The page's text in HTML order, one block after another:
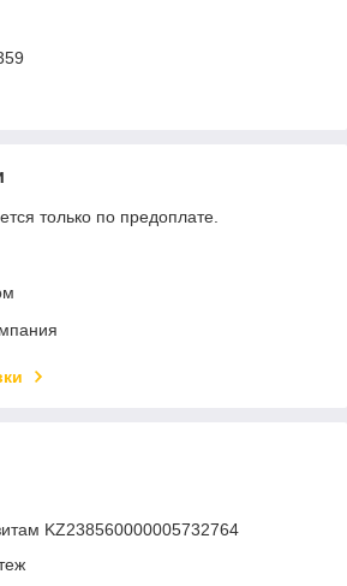
только по предоплате.
KZ238560000005732764